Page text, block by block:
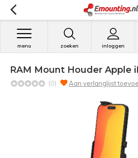
zoeken inloggen
menu
RAM Mount Houder Apple
(0) Aan verlanglijst